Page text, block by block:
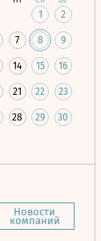
1 2
7 8 9
14 15 16
21 22 23
28 29 30
Новости
компаний